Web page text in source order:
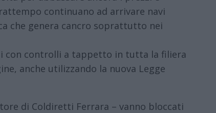
continuano ad arrivare navi
che genera cancro soprattutto nei
con controlli a tappetto in tutta la filiera
anche utilizzando la nuova Legge
di Coldiretti Ferrara – vanno bloccati